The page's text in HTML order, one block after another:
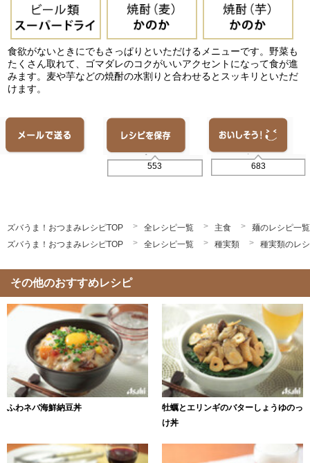
食欲がないときにでもさっぱりといただけるメニューです。野菜も
たくさん取れて、ゴマダレのコクがいいアクセントになって食が進
みます。麦や芋などの焼酎の水割りと合わせるとスッキリといただ
けます。
553 683
ズバうま！おつまみレシピTOP 全レシピ一覧 主食
麺のレシピ一覧
ズバうま！おつまみレシピTOP
全レシピ一覧 種実類 種実類のレ
その他のおすすめレシピ
ふわネバ海鮮納豆丼
牡蠣とエリンギのバターしょうゆのっ
け丼